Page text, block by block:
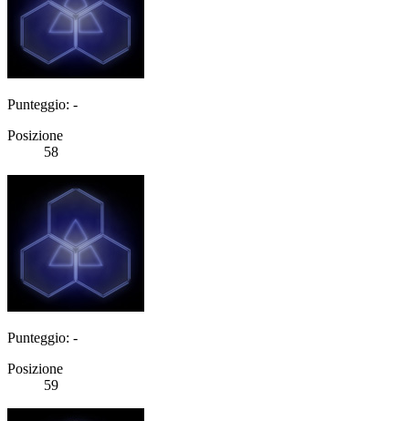
Punteggio: -
Posizione
58
Punteggio: -
Posizione
59